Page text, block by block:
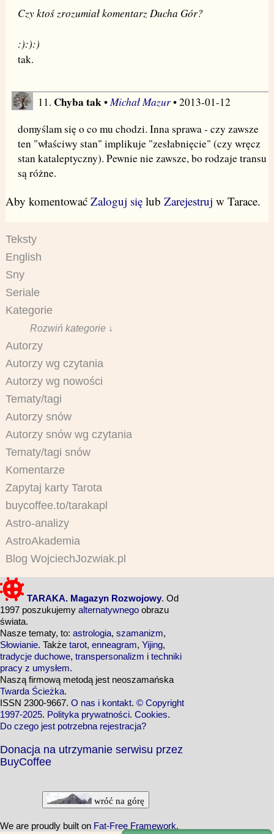
Czy ktoś zrozumiał komentarz Ducha Gór?
:):):)
tak.
11. Chyba tak•Michał Mazur• 2013-01-12
domyślam się o co mu chodzi. Inna sprawa - czy zawsze
ten "właściwy stan" implikuje "zesłabnięcie" (czy wręcz
stan kataleptyczny). Pewnie nie zawsze, bo rodzaje transu
są różne.
Aby komentować Zaloguj sięlub Zarejestruj w Tarace.
Teksty
English
Sny
Seriale
Kategorie
Rozwiń kategorie ↓
Autorzy
Autorzy wg czytania
Autorzy wg nowości
Tematy/tagi
Autorzy snów
Autorzy snów wg czytania
Tematy/tagi snów
Komentarze
Zapytaj karty Tarota
buycoffee.to/tarakapl
Astro-analizy
AstroAkademia
Blog WojciechJozwiak.pl
TARAKA. Magazyn Rozwojowy. Od
1997 poszukujemy alternatywnego obrazu
świata.
Nasze tematy, to: astrologia, szamanizm,
Słowianie. Także tarot, enneagram, Yijing,
tradycje duchowe, transpersonalizm i techniki
pracy z umysłem.
Naszą firmową metodą jest neoszamańska
Twarda Ścieżka.
ISSN 2300-9667. O nas i kontakt. © Copyright
1997-2025. Polityka prywatności. Cookies.
Do czego jest potrzebna rejestracja?
Donacja na utrzymanie serwisu przez
BuyCoffee
wróć na górę
We are proudly built on Fat-Free Framework.